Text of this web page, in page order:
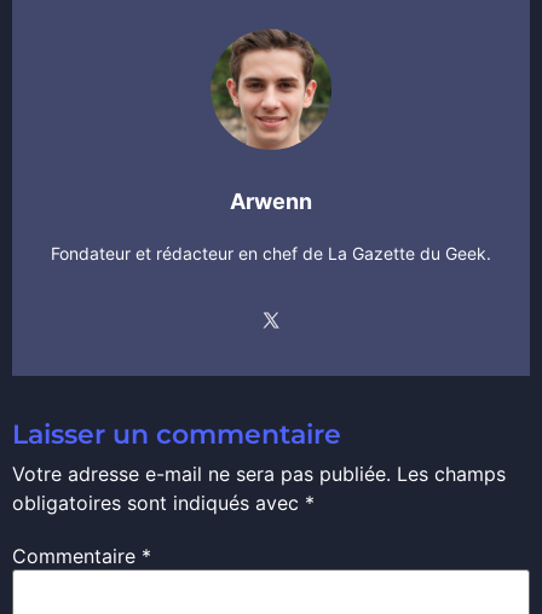
Arwenn
Fondateur et rédacteur en chef de La Gazette du Geek.
Laisser un commentaire
Votre adresse e-mail ne sera pas publiée. Les champs
obligatoires sont indiqués avec *
Commentaire *